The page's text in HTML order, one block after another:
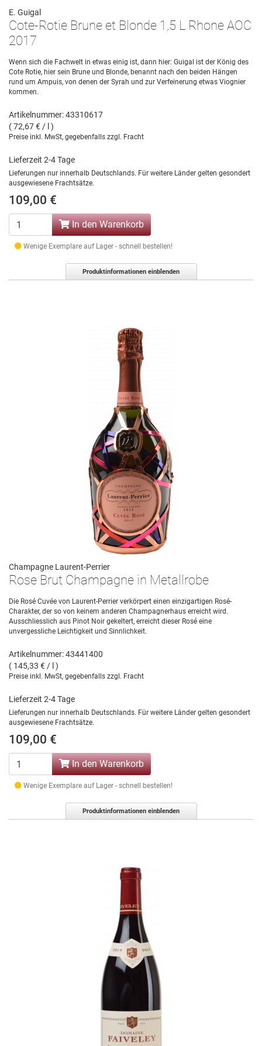
E. Guigal
Cote-Rotie Brune et Blonde 1,5 L Rhone AOC
2017
Wenn sich die Fachwelt in etwas einig ist, dann hier: Guigal ist der König des
Cote Rotie, hier sein Brune und Blonde, benannt nach den beiden Hängen
rund um Ampuis, von denen der Syrah und zur Verfeinerung etwas Viognier
kommen.
Artikelnummer: 43310617
( 72,67 € / l )
Preise inkl. MwSt, gegebenfalls zzgl. Fracht
Lieferzeit 2-4 Tage
Lieferungen nur innerhalb Deutschlands. Für weitere Länder gelten gesondert
ausgewiesene Frachtsätze.
109,00 €
In den Warenkorb
Wenige Exemplare auf Lager - schnell bestellen!
Produktinformationen einblenden
Champagne Laurent-Perrier
Rose Brut Champagne in Metallrobe
Die Rosé Cuvée von Laurent-Perrier verkörpert einen einzigartigen Rosé-
Charakter, der so von keinem anderen Champagnerhaus erreicht wird.
Ausschliesslich aus Pinot Noir gekeltert, erreicht dieser Rosé eine
unvergessliche Leichtigkeit und Sinnlichkeit.
Artikelnummer: 43441400
( 145,33 € / l )
Preise inkl. MwSt, gegebenfalls zzgl. Fracht
Lieferzeit 2-4 Tage
Lieferungen nur innerhalb Deutschlands. Für weitere Länder gelten gesondert
ausgewiesene Frachtsätze.
109,00 €
In den Warenkorb
Wenige Exemplare auf Lager - schnell bestellen!
Produktinformationen einblenden